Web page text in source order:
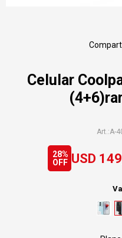
Celular
A-
USD
28